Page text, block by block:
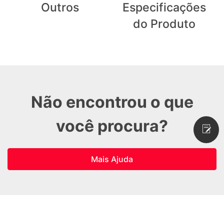
Outros
Especificações
do Produto
Não encontrou o que
você procura?
Mais Ajuda